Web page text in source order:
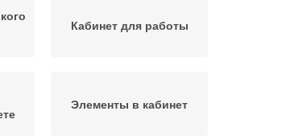
Кабинет для работы
Элементы в кабинет